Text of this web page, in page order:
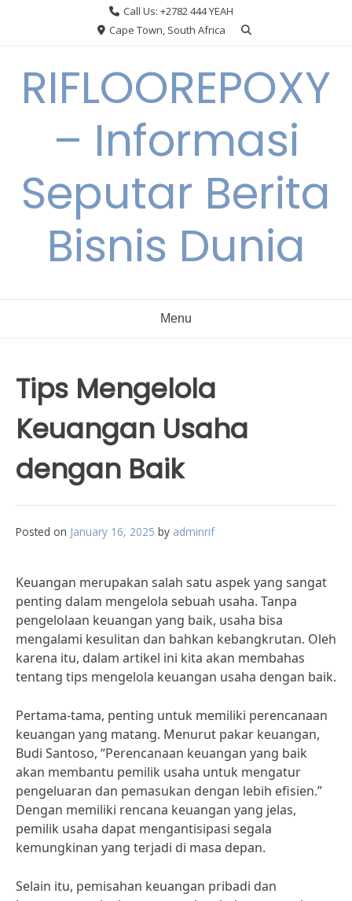
Call Us: +2782 444 YEAH
Cape Town, South Africa
RIFLOOREPOXY
– Informasi
Seputar Berita
Bisnis Dunia
Menu
Tips Mengelola
Keuangan Usaha
dengan Baik
Posted on January 16, 2025 by adminrif
Keuangan merupakan salah satu aspek yang sangat
penting dalam mengelola sebuah usaha. Tanpa
pengelolaan keuangan yang baik, usaha bisa
mengalami kesulitan dan bahkan kebangkrutan. Oleh
karena itu, dalam artikel ini kita akan membahas
tentang tips mengelola keuangan usaha dengan baik.
Pertama-tama, penting untuk memiliki perencanaan
keuangan yang matang. Menurut pakar keuangan,
Budi Santoso, “Perencanaan keuangan yang baik
akan membantu pemilik usaha untuk mengatur
pengeluaran dan pemasukan dengan lebih efisien.”
Dengan memiliki rencana keuangan yang jelas,
pemilik usaha dapat mengantisipasi segala
kemungkinan yang terjadi di masa depan.
Selain itu, pemisahan keuangan pribadi dan